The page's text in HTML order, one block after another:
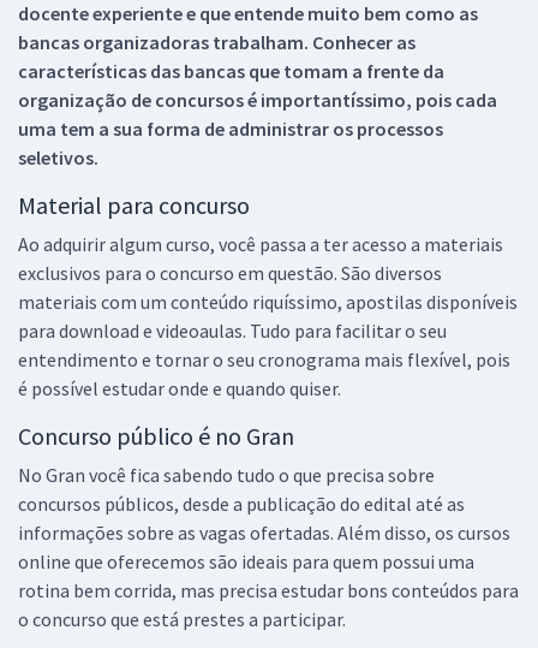
docente experiente e que entende muito bem como as
bancas organizadoras trabalham. Conhecer as
características das bancas que tomam a frente da
organização de concursos é importantíssimo, pois cada
uma tem a sua forma de administrar os processos
seletivos.
Material para concurso
Ao adquirir algum curso, você passa a ter acesso a materiais
exclusivos para o concurso em questão. São diversos
materiais com um conteúdo riquíssimo, apostilas disponíveis
para download e videoaulas. Tudo para facilitar o seu
entendimento e tornar o seu cronograma mais flexível, pois
é possível estudar onde e quando quiser.
Concurso público é no Gran
No Gran você fica sabendo tudo o que precisa sobre
concursos públicos, desde a publicação do edital até as
informações sobre as vagas ofertadas. Além disso, os cursos
online que oferecemos são ideais para quem possui uma
rotina bem corrida, mas precisa estudar bons conteúdos para
o concurso que está prestes a participar.